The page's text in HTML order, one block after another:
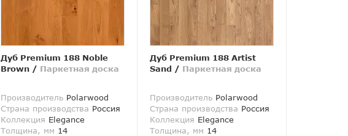
Дуб Premium 188 Noble
Brown / Паркетная доска
Производитель Polarwood
Страна производства Россия
Коллекция Elegance
Толщина, мм 14
Дуб Premium 188 Artist
Sand / Паркетная доска
ПроизводительPolarwood
Страна производства Россия
Коллекция Elegance
Толщина, мм 14